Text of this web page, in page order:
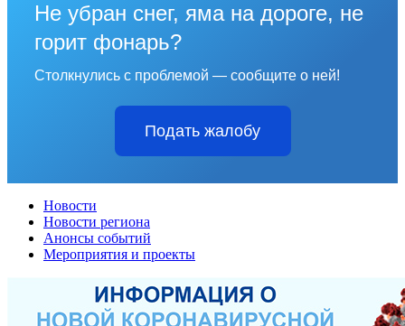
Не убран снег, яма на дороге, не
горит фонарь?
Столкнулись с проблемой — сообщите о ней!
Подать жалобу
Новости
Новости региона
Анонсы событий
Мероприятия и проекты